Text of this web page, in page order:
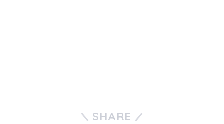
SHARE